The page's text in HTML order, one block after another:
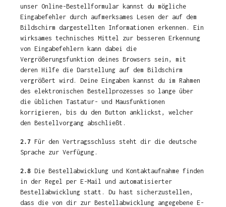
unser Online-Bestellformular kannst du mögliche
Eingabefehler durch aufmerksames Lesen der auf dem
Bildschirm dargestellten Informationen erkennen. Ein
wirksames technisches Mittel zur besseren Erkennung
von Eingabefehlern kann dabei die
Vergrößerungsfunktion deines Browsers sein, mit
deren Hilfe die Darstellung auf dem Bildschirm
vergrößert wird. Deine Eingaben kannst du im Rahmen
des elektronischen Bestellprozesses so lange über
die üblichen Tastatur- und Mausfunktionen
korrigieren, bis du den Button anklickst, welcher
den Bestellvorgang abschließt.
2.7 Für den Vertragsschluss steht dir die deutsche
Sprache zur Verfügung.
2.8 Die Bestellabwicklung und Kontaktaufnahme finden
in der Regel per E-Mail und automatisierter
Bestellabwicklung statt. Du hast sicherzustellen,
dass die von dir zur Bestellabwicklung angegebene E-